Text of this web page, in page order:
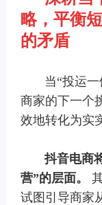
略，平衡
的矛盾
当“投运一
商家的下一个
效地转化为实
抖音电商将
营”的层面。
试图引导商家